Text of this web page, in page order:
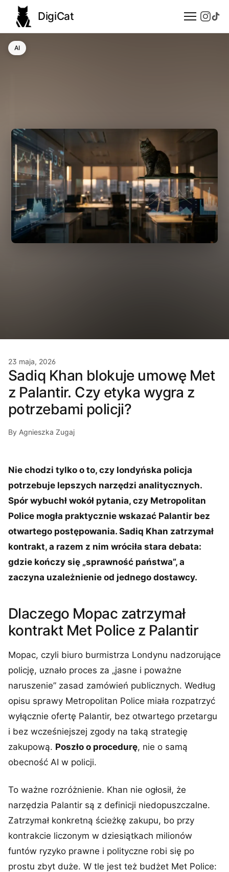
DigiCat
AI
Społeczeństwo
AI
23 maja, 2026
Sadiq Khan blokuje umowę Met
z Palantir. Czy etyka wygra z
potrzebami policji?
By Agnieszka Zugaj
Nie chodzi tylko o to, czy londyńska policja
potrzebuje lepszych narzędzi analitycznych.
Spór wybuchł wokół pytania, czy Metropolitan
Police mogła praktycznie wskazać Palantir bez
otwartego postępowania. Sadiq Khan zatrzymał
kontrakt, a razem z nim wróciła stara debata:
gdzie kończy się „sprawność państwa”, a
zaczyna uzależnienie od jednego dostawcy.
Dlaczego Mopac zatrzymał
kontrakt Met Police z Palantir
Mopac, czyli biuro burmistrza Londynu nadzorujące
policję, uznało proces za „jasne i poważne
naruszenie” zasad zamówień publicznych. Według
opisu sprawy Metropolitan Police miała rozpatrzyć
wyłącznie ofertę Palantir, bez otwartego przetargu
i bez wcześniejszej zgody na taką strategię
zakupową. Poszło o procedurę, nie o samą
obecność AI w policji.
To ważne rozróżnienie. Khan nie ogłosił, że
narzędzia Palantir są z definicji niedopuszczalne.
Zatrzymał konkretną ścieżkę zakupu, bo przy
kontrakcie liczonym w dziesiątkach milionów
funtów ryzyko prawne i polityczne robi się po
prostu zbyt duże. W tle jest też budżet Met Police: